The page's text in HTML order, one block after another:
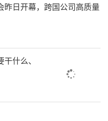
昨日开幕，跨国公司高质量
什么、